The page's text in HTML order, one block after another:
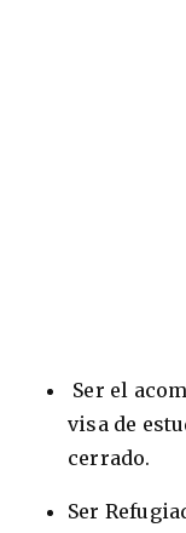
Ser el
visa de
cerrado.
Ser